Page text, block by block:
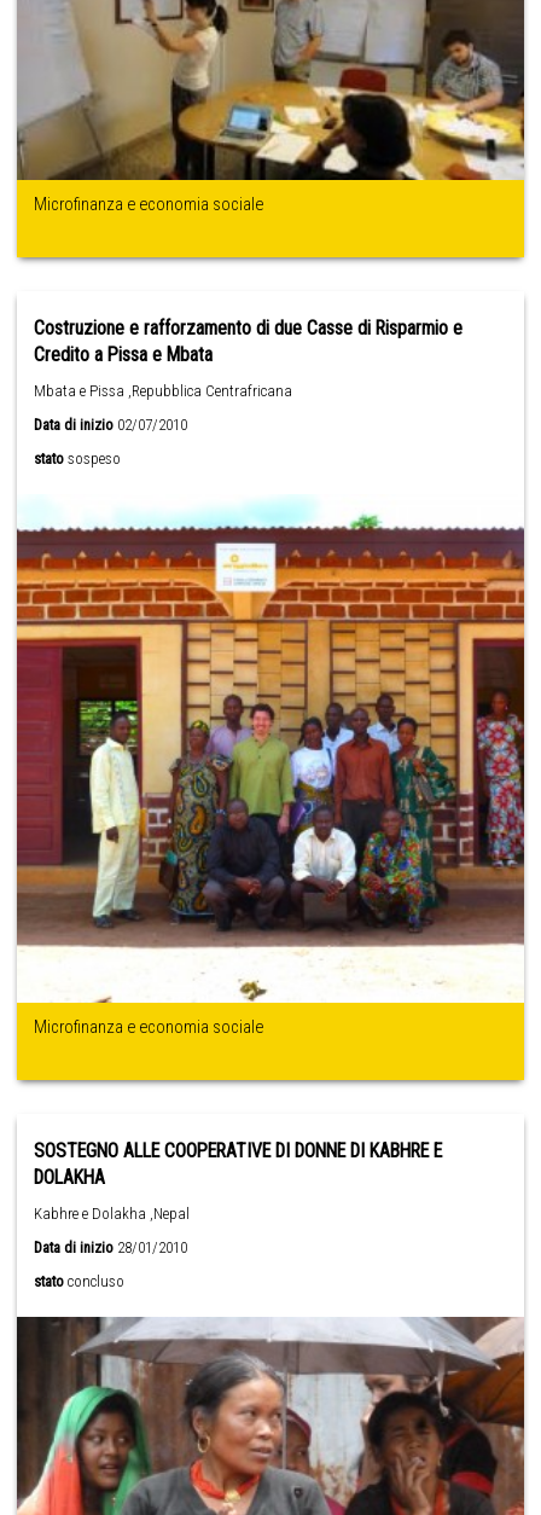
Microfinanza e economia sociale
Costruzione e rafforzamento di due Casse di Risparmio e
Credito a Pissa e Mbata
Mbata e Pissa ,Repubblica Centrafricana
Data di inizio 02/07/2010
stato sospeso
Microfinanza e economia sociale
SOSTEGNO ALLE COOPERATIVE DI DONNE DI KABHRE E
DOLAKHA
Kabhre e Dolakha ,Nepal
Data di inizio 28/01/2010
stato concluso